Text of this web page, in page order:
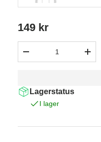
149 kr
+
Lagerstatus
I lager